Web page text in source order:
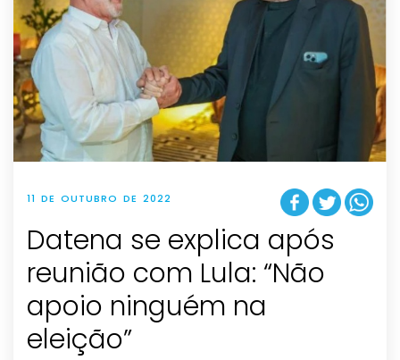
11 DE OUTUBRO DE 2022
Datena se explica após
reunião com Lula: “Não
apoio ninguém na
eleição”